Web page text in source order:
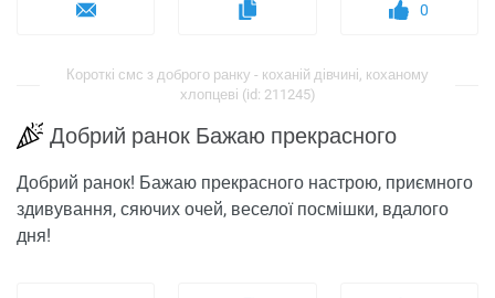
0
Короткі смс з доброго ранку - коханій дівчині, коханому
хлопцеві (id: 211245)
Добрий ранок Бажаю прекрасного
Добрий ранок! Бажаю прекрасного настрою, приємного
здивування, сяючих очей, веселої посмішки, вдалого
дня!